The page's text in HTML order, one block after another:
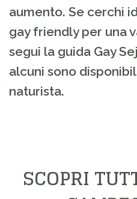
aumento. Se cerchi
gay friendly per una
segui la guida Gay
alcuni sono
naturista.
SCOPRI